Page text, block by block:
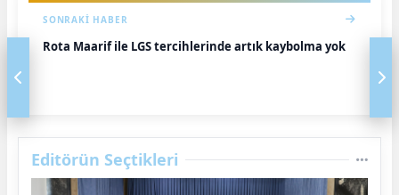
SONRAKI HABER
Rota Maarif ile LGS tercihlerinde artık kaybolma yok
Editörün Seçtikleri